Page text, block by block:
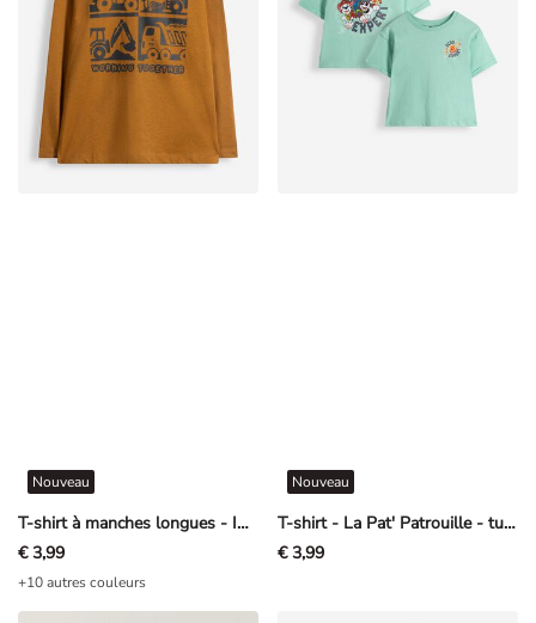
T-shirt à manches longues - Impression avant - Brun
Nouveau
€ 3,99
+10 autres couleurs
T-shirt - La Pat' Patrouille - turquoise
Nouveau
€ 3,99